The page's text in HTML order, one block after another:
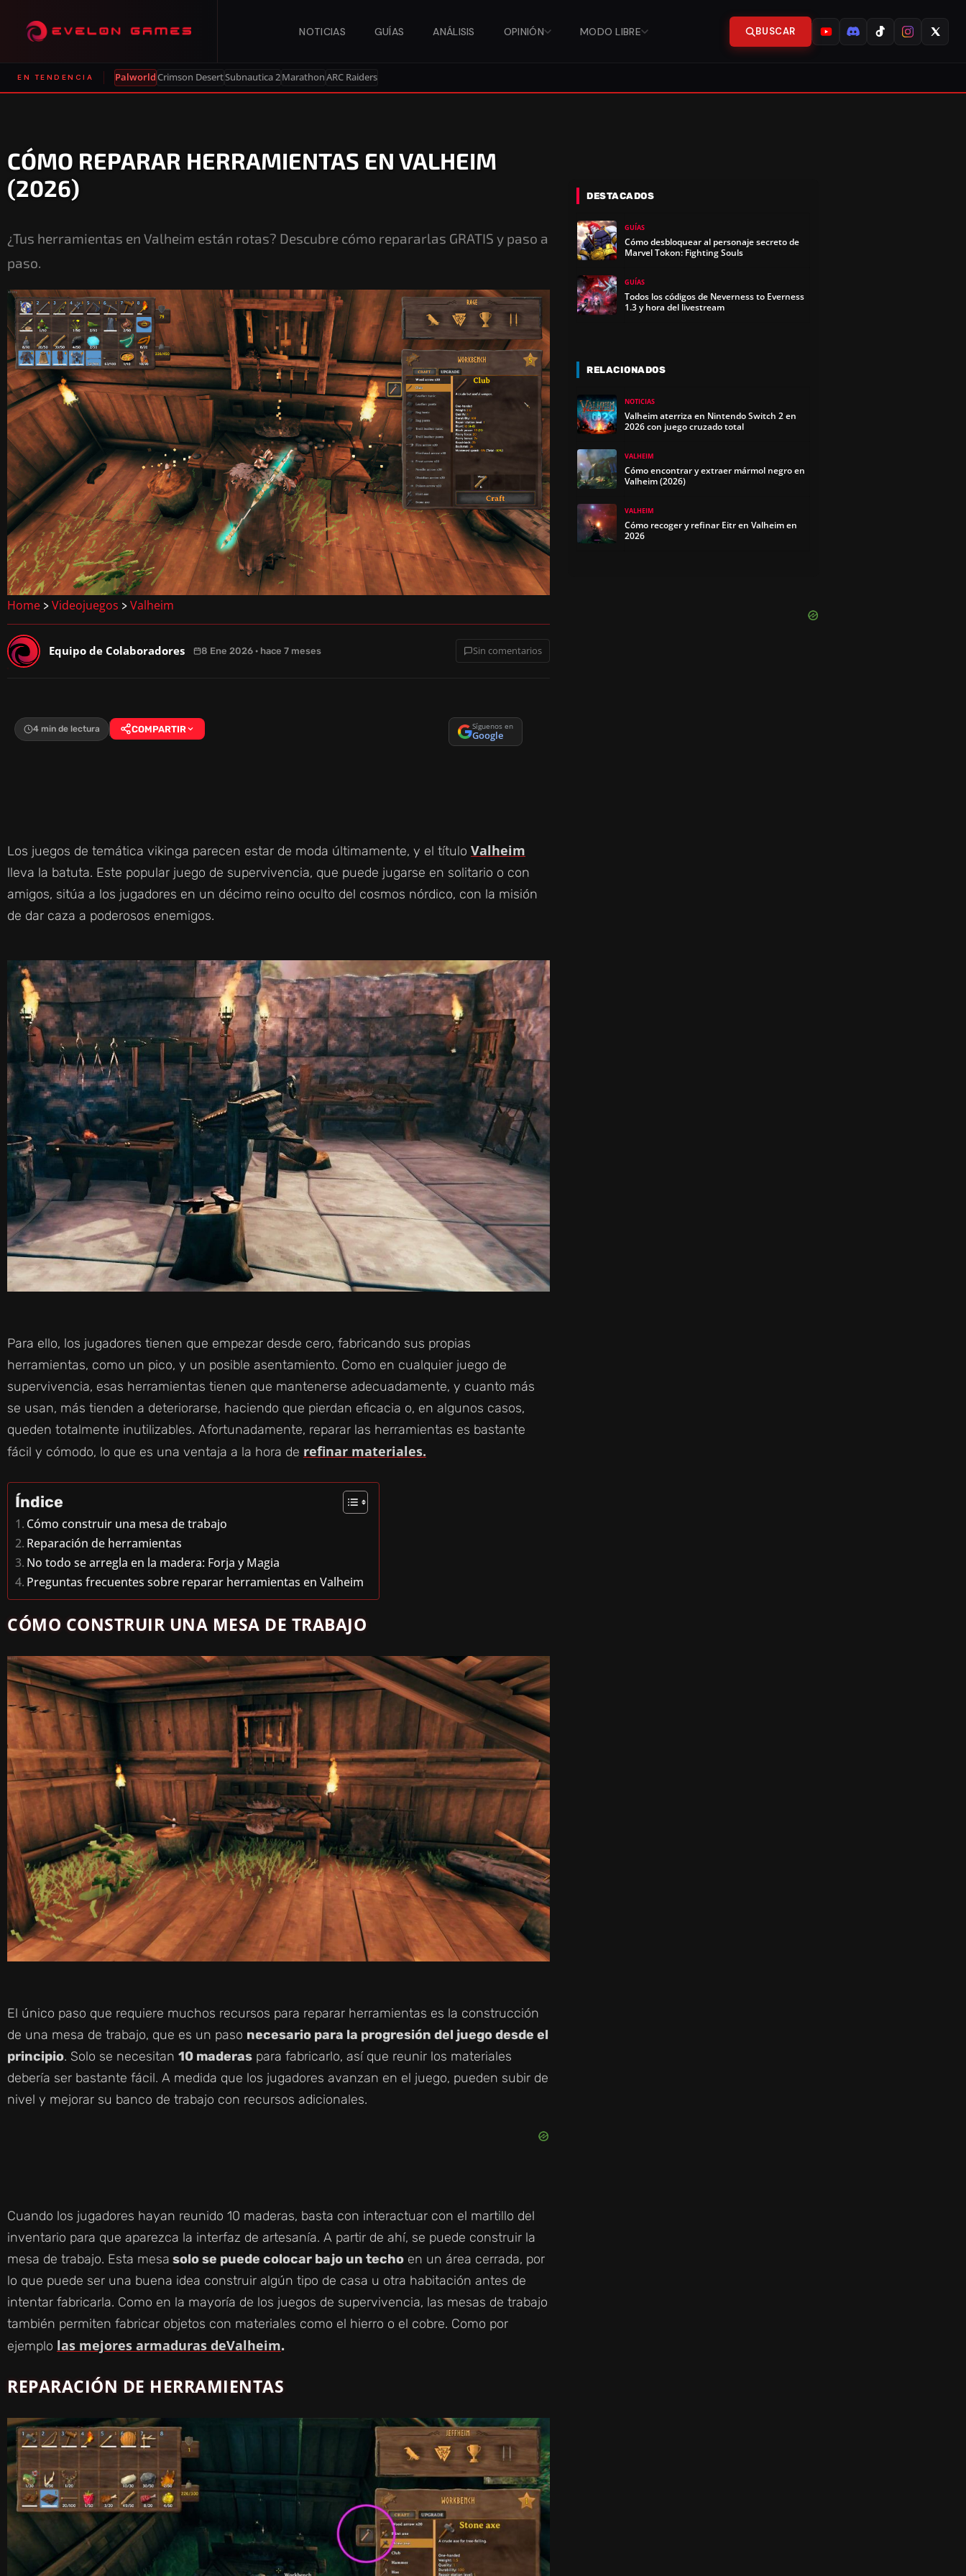
NOTICIAS GUÍAS ANÁLISIS OPINIÓN MODO LIBRE BUSCAR
EN TENDENCIA PalworldCrimson DesertSubnautica 2MarathonARC Raiders
CÓMO REPARAR HERRAMIENTAS EN VALHEIM
(2026)
¿Tus herramientas en Valheim están rotas? Descubre cómo repararlas GRATIS y paso a
paso.
Home > Videojuegos > Valheim
Equipo de Colaboradores 8 Ene 2026 · hace 7 meses Sin comentarios
4 min de lectura COMPARTIR Síguenos en
Google
Los juegos de temática vikinga parecen estar de moda últimamente, y el título Valheim
lleva la batuta. Este popular juego de supervivencia, que puede jugarse en solitario o con
amigos, sitúa a los jugadores en un décimo reino oculto del cosmos nórdico, con la misión
de dar caza a poderosos enemigos.
Para ello, los jugadores tienen que empezar desde cero, fabricando sus propias
herramientas, como un pico, y un posible asentamiento. Como en cualquier juego de
supervivencia, esas herramientas tienen que mantenerse adecuadamente, y cuanto más
se usan, más tienden a deteriorarse, haciendo que pierdan eficacia o, en algunos casos,
queden totalmente inutilizables. Afortunadamente, reparar las herramientas es bastante
fácil y cómodo, lo que es una ventaja a la hora de refinar materiales.
Índice
Cómo construir una mesa de trabajo
Reparación de herramientas
No todo se arregla en la madera: Forja y Magia
Preguntas frecuentes sobre reparar herramientas en Valheim
CÓMO CONSTRUIR UNA MESA DE TRABAJO
El único paso que requiere muchos recursos para reparar herramientas es la construcción
de una mesa de trabajo, que es un paso necesario para la progresión del juego desde el
principio. Solo se necesitan 10 maderas para fabricarlo, así que reunir los materiales
debería ser bastante fácil. A medida que los jugadores avanzan en el juego, pueden subir de
nivel y mejorar su banco de trabajo con recursos adicionales.
Cuando los jugadores hayan reunido 10 maderas, basta con interactuar con el martillo del
inventario para que aparezca la interfaz de artesanía. A partir de ahí, se puede construir la
mesa de trabajo. Esta mesa solo se puede colocar bajo un techo en un área cerrada, por
lo que puede ser una buena idea construir algún tipo de casa u otra habitación antes de
intentar fabricarla. Como en la mayoría de los juegos de supervivencia, las mesas de trabajo
también permiten fabricar objetos con materiales como el hierro o el cobre. Como por
ejemplo las mejores armaduras deValheim.
REPARACIÓN DE HERRAMIENTAS
DESTACADOS
GUÍAS
Cómo desbloquear al personaje secreto de
Marvel Tokon: Fighting Souls
GUÍAS
Todos los códigos de Neverness to Everness
1.3 y hora del livestream
RELACIONADOS
NOTICIAS
Valheim aterriza en Nintendo Switch 2 en
2026 con juego cruzado total
VALHEIM
Cómo encontrar y extraer mármol negro en
Valheim (2026)
VALHEIM
Cómo recoger y refinar Eitr en Valheim en
2026